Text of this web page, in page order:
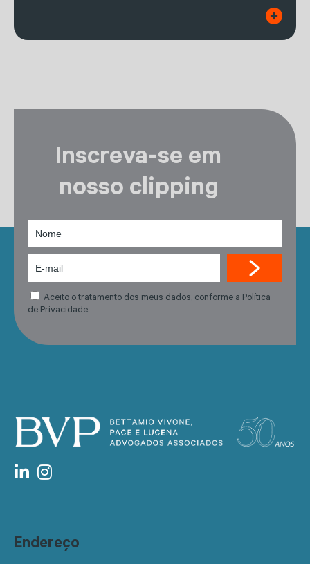
Inscreva-se em
nosso clipping
Aceito o tratamento dos meus dados, conforme a Política
de Privacidade.
Endereço